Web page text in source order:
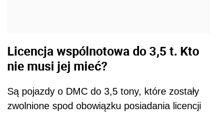
Licencja wspólnotowa do 3,5 t. Kto
nie musi jej mieć?
Są pojazdy o DMC do 3,5 tony, które zostały
zwolnione spod obowiązku posiadania licencji